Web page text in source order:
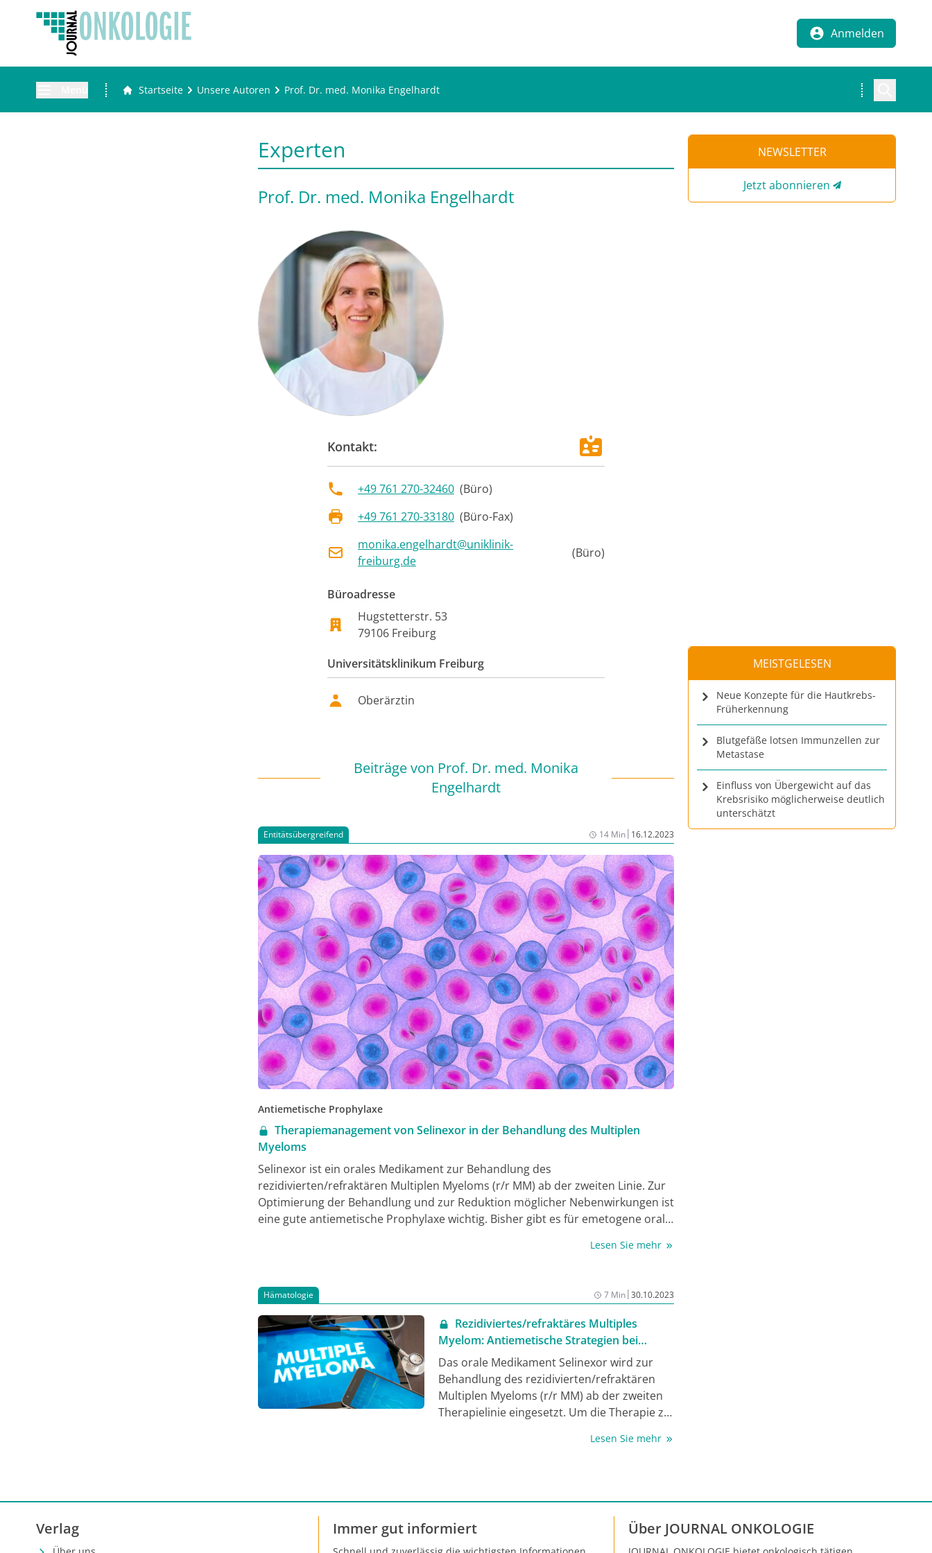
Anmelden
Startseite Unsere Autoren Prof. Dr. med. Monika Engelhardt
Experten
Prof. Dr. med. Monika Engelhardt
Kontakt:
+49 761 270-32460 (Büro)
+49 761 270-33180 (Büro-Fax)
monika.engelhardt@uniklinik-
freiburg.de
(Büro)
Büroadresse
Hugstetterstr. 53
79106 Freiburg
Universitätsklinikum Freiburg
Oberärztin
Beiträge von Prof. Dr. med. Monika
Engelhardt
Entitätsübergreifend 14 Min| 16.12.2023
Antiemetische Prophylaxe
Therapiemanagement von Selinexor in der Behandlung des Multiplen
Myeloms
Selinexor ist ein orales Medikament zur Behandlung des
rezidivierten/refraktären Multiplen Myeloms (r/r MM) ab der zweiten Linie. Zur
Optimierung der Behandlung und zur Reduktion möglicher Nebenwirkungen ist
eine gute anti­emetische Prophylaxe wichtig. Bisher gibt es für emetogene orale
Behandlung mit Selinexor schlagen wir ein antiemetisches Primärprophylaxe-
Dosisverschiebungen zu vermeiden.
Lesen Sie mehr
Hämatologie 7 Min|30.10.2023
Rezidiviertes/refraktäres Multiples
Myelom: Antiemetische Strategien bei
Selinexor-Behandlung
Das orale Medikament Selinexor wird zur
Behandlung des rezidivierten/refraktären
Multiplen Myeloms (r/r MM) ab der zweiten
Therapielinie eingesetzt. Um die Therapie zu
zu reduzieren, spielt eine effektive
Therapieabbrüche oder
Dosisverschiebungen zu vermeiden.
Lesen Sie mehr
NEWSLETTER
Jetzt abonnieren
MEISTGELESEN
Neue Konzepte für die Hautkrebs-
Früherkennung
Blutgefäße lotsen Immunzellen zur
Metastase
Einfluss von Übergewicht auf das
Krebsrisiko möglicherweise deutlich
unterschätzt
Verlag Immer gut informiert Über JOURNAL ONKOLOGIE